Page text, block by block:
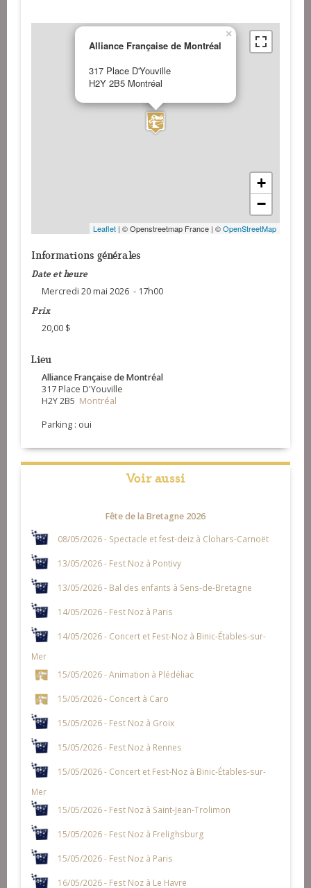
Alliance Française de Montréal
317 Place D'Youville
H2Y 2B5 Montréal
×
+
−
Leaflet | © Openstreetmap France | ©OpenStreetMap
Informations générales
Date et heure
Mercredi 20 mai 2026 - 17h00
Prix
20,00 $
Lieu
Alliance Française de Montréal
317 Place D'Youville
H2Y 2B5 Montréal
Parking : oui
Voir aussi
Fête de la Bretagne 2026
08/05/2026 - Spectacle et fest-deiz à Clohars-Carnoët
13/05/2026 - Fest Noz à Pontivy
13/05/2026 - Bal des enfants à Sens-de-Bretagne
14/05/2026 - Fest Noz à Paris
14/05/2026 - Concert et Fest-Noz à Binic-Étables-sur-
Mer
15/05/2026 - Animation à Plédéliac
15/05/2026 - Concert à Caro
15/05/2026 - Fest Noz à Groix
15/05/2026 - Fest Noz à Rennes
15/05/2026 - Concert et Fest-Noz à Binic-Étables-sur-
Mer
15/05/2026 - Fest Noz à Saint-Jean-Trolimon
15/05/2026 - Fest Noz à Frelighsburg
15/05/2026 - Fest Noz à Paris
16/05/2026 - Fest Noz à Le Havre